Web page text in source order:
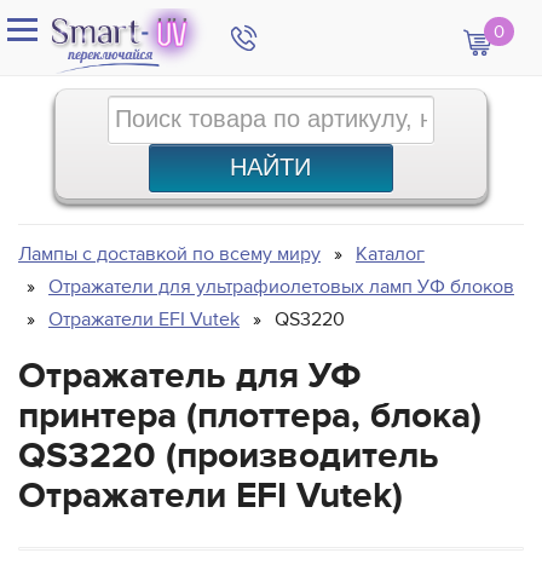
0
Лампы с доставкой по всему миру
Каталог
Отражатели для ультрафиолетовых ламп УФ блоков
Отражатели EFI Vutek
QS3220
Отражатель для УФ
принтера (плоттера, блока)
QS3220 (производитель
Отражатели EFI Vutek)